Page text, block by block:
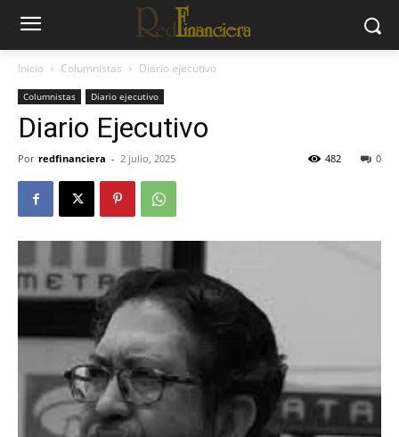
Inicio Columnistas Diario ejecutivo
Columnistas Diario ejecutivo
Diario Ejecutivo
Por redfinanciera - 2 julio, 2025 0
482